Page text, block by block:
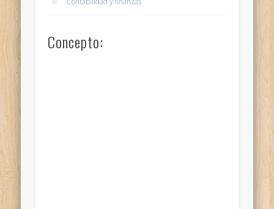
Concepto: